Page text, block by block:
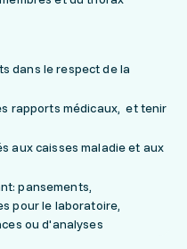
dans le respect de la
rapports médicaux, et tenir
aux caisses maladie et aux
pansements,
pour le laboratoire,
ou d'analyses